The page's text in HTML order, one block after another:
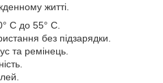
житті.
C до 55° C.
без підзарядки.
та ремінець.